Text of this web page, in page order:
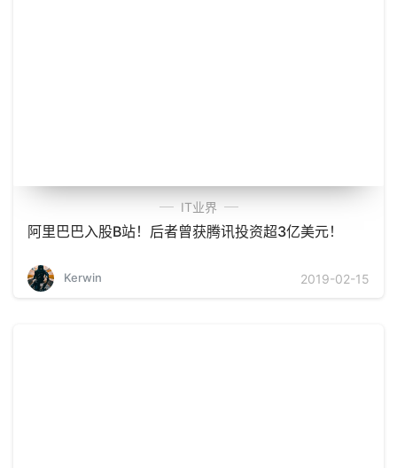
IT业界
阿里巴巴入股B站！后者曾获腾讯投资超3亿美元！
Kerwin 2019-02-15